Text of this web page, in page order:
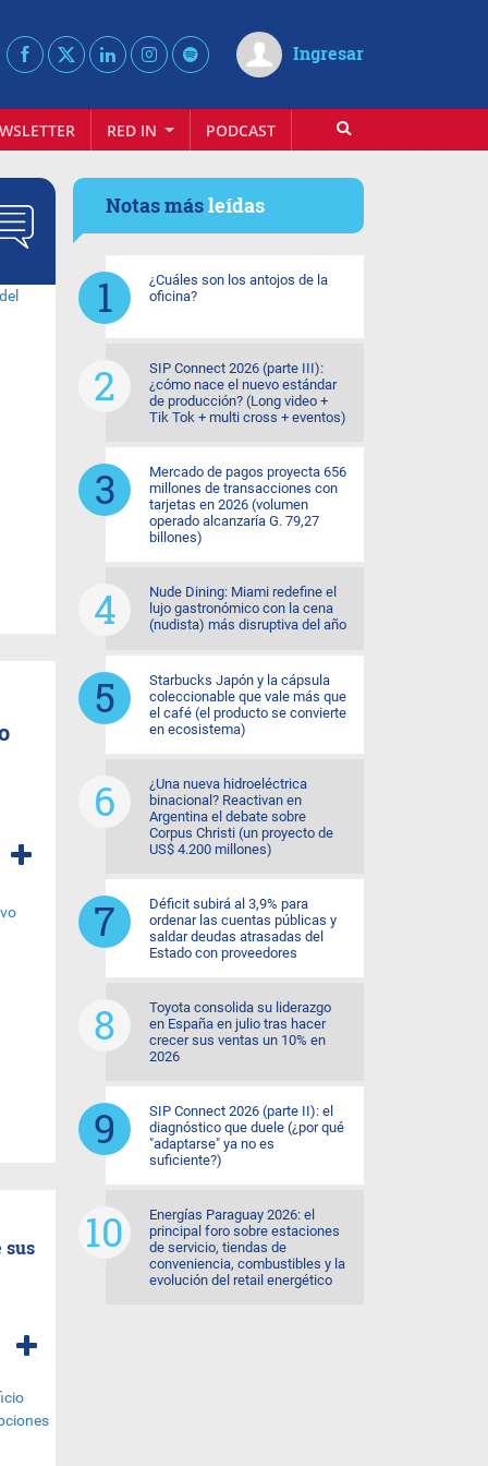
Ingresar
RED IN PODCAST
sus
Notas másleídas
¿Cuáles son los antojos de la
oficina?
SIP Connect 2026 (parte III):
¿cómo nace el nuevo estándar
de producción? (Long video +
Tik Tok + multi cross + eventos)
Mercado de pagos proyecta 656
millones de transacciones con
tarjetas en 2026 (volumen
operado alcanzaría G. 79,27
billones)
Nude Dining: Miami redefine el
lujo gastronómico con la cena
(nudista) más disruptiva del año
Starbucks Japón y la cápsula
coleccionable que vale más que
el café (el producto se convierte
en ecosistema)
¿Una nueva hidroeléctrica
binacional? Reactivan en
Argentina el debate sobre
Corpus Christi (un proyecto de
US$ 4.200 millones)
Déficit subirá al 3,9% para
ordenar las cuentas públicas y
saldar deudas atrasadas del
Estado con proveedores
Toyota consolida su liderazgo
en España en julio tras hacer
crecer sus ventas un 10% en
2026
SIP Connect 2026 (parte II): el
diagnóstico que duele (¿por qué
"adaptarse" ya no es
suficiente?)
Energías Paraguay 2026: el
principal foro sobre estaciones
de servicio, tiendas de
conveniencia, combustibles y la
evolución del retail energético